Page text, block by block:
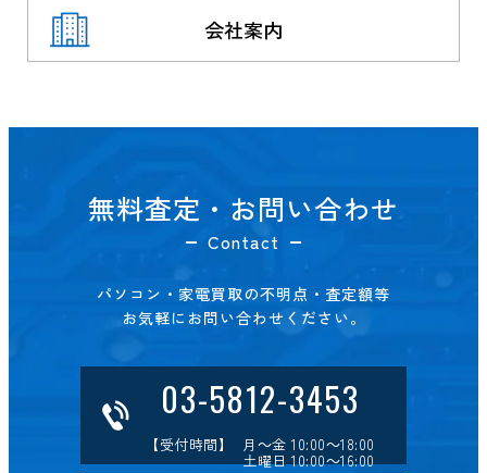
会社案内
無料査定・お問い合わせ
Contact
パソコン・家電買取の不明点・査定額等
お気軽にお問い合わせください。
03-5812-3453
【受付時間】 月～金 10:00～18:00
土曜日 10:00～16:00